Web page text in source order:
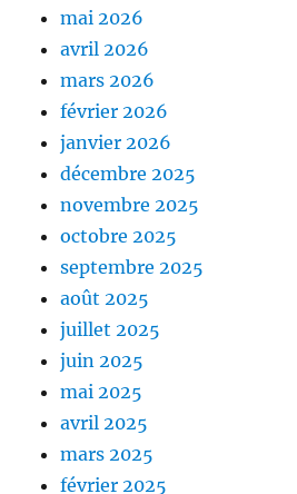
mai 2026
avril 2026
mars 2026
février 2026
janvier 2026
décembre 2025
novembre 2025
octobre 2025
septembre 2025
août 2025
juillet 2025
juin 2025
mai 2025
avril 2025
mars 2025
février 2025